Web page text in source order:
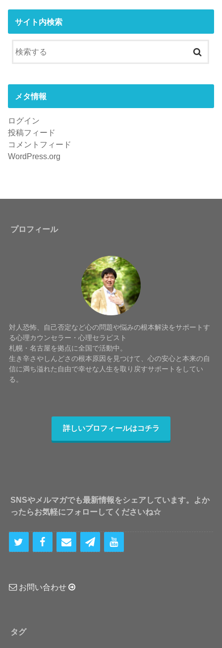
サイト内検索
メタ情報
ログイン
投稿フィード
コメントフィード
WordPress.org
プロフィール
対人恐怖、自己否定など心の問題や悩みの根本解決をサポートす
る心理カウンセラー・心理セラピスト
札幌・名古屋を拠点に全国で活動中。
生き辛さやしんどさの根本原因を見つけて、心の安心と本来の自
信に満ち溢れた自由で幸せな人生を取り戻すサポートをしてい
る。
詳しいプロフィールはコチラ
SNSやメルマガでも最新情報をシェアしています。よか
ったらお気軽にフォローしてくださいね☆
お問い合わせ
タグ